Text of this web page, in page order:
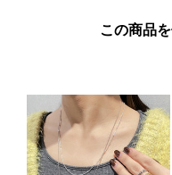
この商品